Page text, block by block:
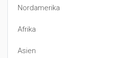
Nordamerika
Afrika
Asien